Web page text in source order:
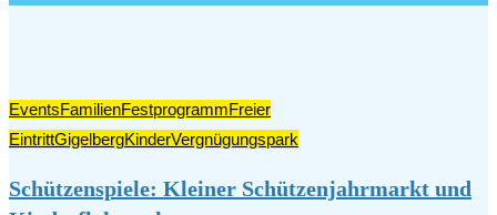
EventsFamilienFestprogrammFreier
EintrittGigelbergKinderVergnügungspark
Schützenspiele: Kleiner Schützenjahrmarkt und